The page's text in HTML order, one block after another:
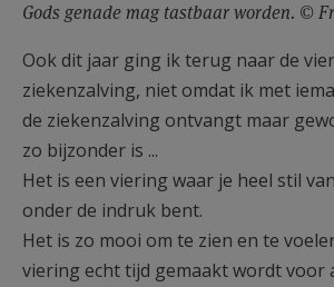
Gods genade mag tastbaar worden. ©
Ook dit jaar ging ik terug naar de
ziekenzalving, niet omdat ik met
de ziekenzalving ontvangt maar
zo bijzonder is ...
Het is een viering waar je heel stil
onder de indruk bent.
Het is zo mooi om te zien en te
viering echt tijd gemaakt wordt voor